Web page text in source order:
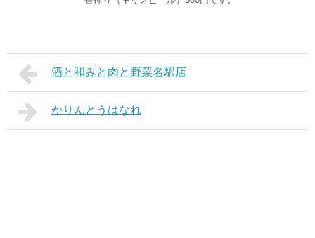
酒と和みと肉と野菜名駅店
かりんとうはなれ